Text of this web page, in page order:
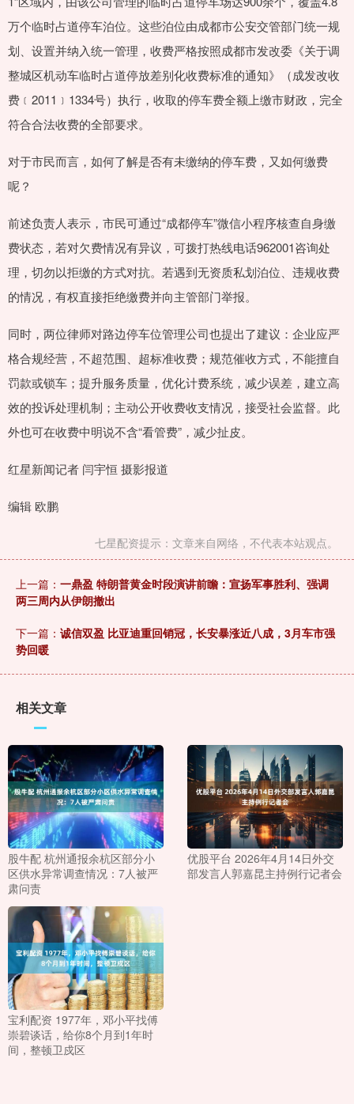
万个临时占道停车泊位。这些泊位由成都市公安交管部门统一规
划、设置并纳入统一管理，收费严格按照成都市发改委《关于调
整城区机动车临时占道停放差别化收费标准的通知》（成发改收
费﹝2011﹞1334号）执行，收取的停车费全额上缴市财政，完全
符合合法收费的全部要求。
对于市民而言，如何了解是否有未缴纳的停车费，又如何缴费
呢？
前述负责人表示，市民可通过“成都停车”微信小程序核查自身缴
费状态，若对欠费情况有异议，可拨打热线电话962001咨询处
理，切勿以拒缴的方式对抗。若遇到无资质私划泊位、违规收费
的情况，有权直接拒绝缴费并向主管部门举报。
同时，两位律师对路边停车位管理公司也提出了建议：企业应严
格合规经营，不超范围、超标准收费；规范催收方式，不能擅自
罚款或锁车；提升服务质量，优化计费系统，减少误差，建立高
效的投诉处理机制；主动公开收费收支情况，接受社会监督。此
外也可在收费中明说不含“看管费”，减少扯皮。
红星新闻记者 闫宇恒 摄影报道
编辑 欧鹏
七星配资提示：文章来自网络，不代表本站观点。
上一篇： 一鼎盈 特朗普黄金时段演讲前瞻：宣扬军事胜利、强调
两三周内从伊朗撤出
下一篇： 诚信双盈 比亚迪重回销冠，长安暴涨近八成，3月车市强
势回暖
相关文章
股牛配 杭州通报余杭区部分小
区供水异常调查情况：7人被严
肃问责
优股平台 2026年4月14日外交
部发言人郭嘉昆主持例行记者会
宝利配资 1977年，邓小平找傅
崇碧谈话，给你8个月到1年时
间，整顿卫戍区